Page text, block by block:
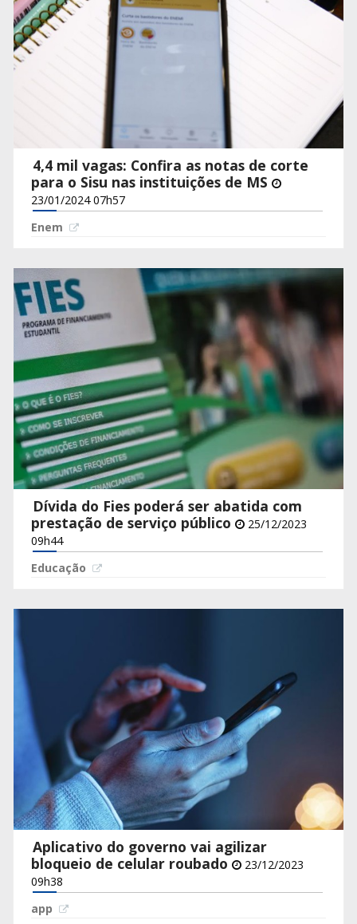
4,4 mil vagas: Confira as notas de corte
para o Sisu nas instituições de MS
23/01/2024 07h57
Enem
Dívida do Fies poderá ser abatida com
prestação de serviço público
25/12/2023
09h44
Educação
Aplicativo do governo vai agilizar
bloqueio de celular roubado
23/12/2023
09h38
app